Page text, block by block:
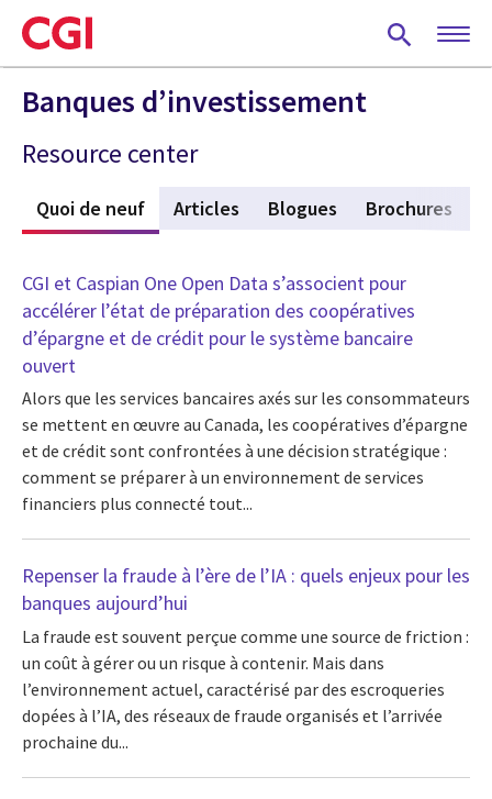
Skip
to
main
content
Banques d’investissement
Resource center
Quoi de neuf (active tab)
Articles Blogues Brochures
CGI et Caspian One Open Data s’associent pour
accélérer l’état de préparation des coopératives
d’épargne et de crédit pour le système bancaire
ouvert
Alors que les services bancaires axés sur les consommateurs
se mettent en œuvre au Canada, les coopératives d’épargne
et de crédit sont confrontées à une décision stratégique :
comment se préparer à un environnement de services
financiers plus connecté tout...
Repenser la fraude à l’ère de l’IA : quels enjeux pour les
banques aujourd’hui
La fraude est souvent perçue comme une source de friction :
un coût à gérer ou un risque à contenir. Mais dans
l’environnement actuel, caractérisé par des escroqueries
dopées à l’IA, des réseaux de fraude organisés et l’arrivée
prochaine du...